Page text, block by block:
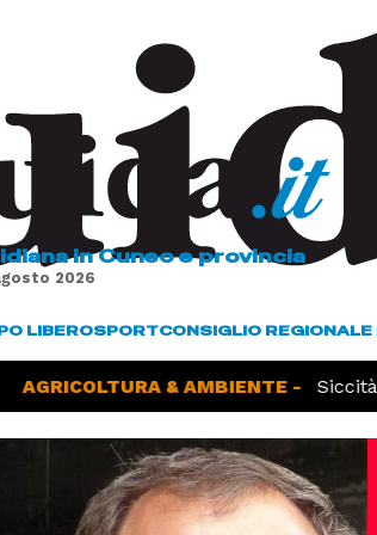
in Cuneo e provincia
2026
LIBEROSPORTCONSIGLIO
AGRICOLTURA & AMBIENTE - Siccità,